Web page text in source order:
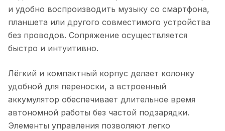
и удобно воспроизводить музыку со смартфона,
планшета или другого совместимого устройства
без проводов. Сопряжение осуществляется
быстро и интуитивно.
Лёгкий и компактный корпус делает колонку
удобной для переноски, а встроенный
аккумулятор обеспечивает длительное время
автономной работы без частой подзарядки.
Элементы управления позволяют легко